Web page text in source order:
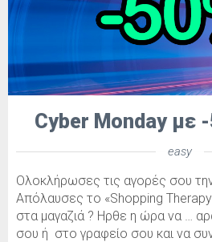
Cyber Monday με
easy
Ολοκλήρωσες τις αγορές σου
Απόλαυσες το «Shopping
στα μαγαζιά ? Ηρθε η ώρα να …
σου ή στο γραφείο σου και να